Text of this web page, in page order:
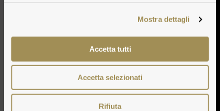
Mostra dettagli
Accetta tutti
Accetta selezionati
Rifiuta